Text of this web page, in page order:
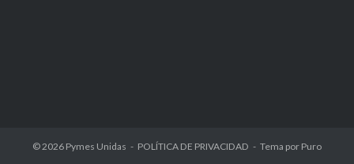
© 2026 Pymes Unidas POLÍTICA DE PRIVACIDAD Tema por Puro